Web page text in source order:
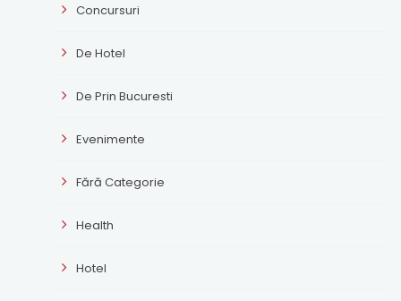
Concursuri
De Hotel
De Prin Bucuresti
Evenimente
Fără Categorie
Health
Hotel